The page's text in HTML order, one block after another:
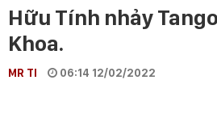
Hữu Tính nhảy
Khoa.
MR TI 06:14 12/02/2022